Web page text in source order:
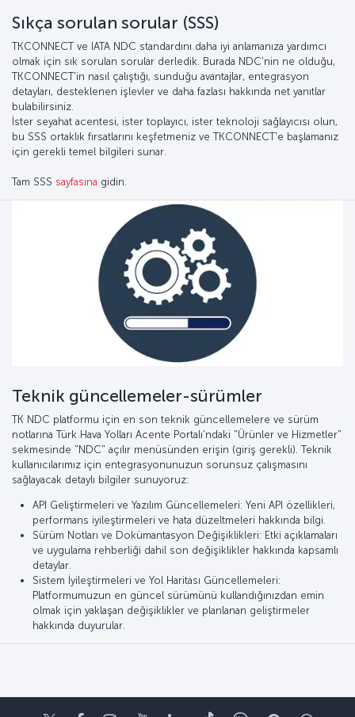
Sıkça sorulan sorular (SSS)
TKCONNECT ve IATA NDC standardını daha iyi anlamanıza yardımcı
olmak için sık sorulan sorular derledik. Burada NDC'nin ne olduğu,
TKCONNECT'in nasıl çalıştığı, sunduğu avantajlar, entegrasyon
detayları, desteklenen işlevler ve daha fazlası hakkında net yanıtlar
bulabilirsiniz.
İster seyahat acentesi, ister toplayıcı, ister teknoloji sağlayıcısı olun,
bu SSS ortaklık fırsatlarını keşfetmeniz ve TKCONNECT'e başlamanız
için gerekli temel bilgileri sunar.
Tam SSS sayfasına gidin.
Teknik güncellemeler-sürümler
TK NDC platformu için en son teknik güncellemelere ve sürüm
notlarına Türk Hava Yolları Acente Portalı'ndaki "Ürünler ve Hizmetler"
sekmesinde "NDC" açılır menüsünden erişin (giriş gerekli). Teknik
kullanıcılarımız için entegrasyonunuzun sorunsuz çalışmasını
sağlayacak detaylı bilgiler sunuyoruz:
API Geliştirmeleri ve Yazılım Güncellemeleri: Yeni API özellikleri,
performans iyileştirmeleri ve hata düzeltmeleri hakkında bilgi.
Sürüm Notları ve Dokümantasyon Değişiklikleri: Etki açıklamaları
ve uygulama rehberliği dahil son değişiklikler hakkında kapsamlı
detaylar.
Sistem İyileştirmeleri ve Yol Haritası Güncellemeleri:
Platformumuzun en güncel sürümünü kullandığınızdan emin
olmak için yaklaşan değişiklikler ve planlanan geliştirmeler
hakkında duyurular.